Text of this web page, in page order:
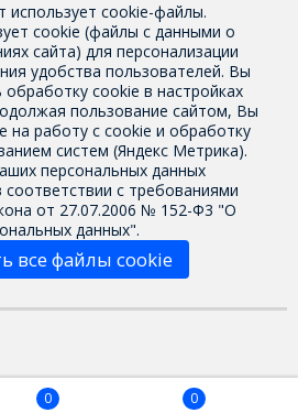
использует cookie-файлы.
cookie (файлы с данными о
сайта) для персонализации
удобства пользователей. Вы
cookie в настройках
пользование сайтом, Вы
на работу с cookie и обработку
систем (Яндекс Метрика).
персональных данных
соответствии с требованиями
от 27.07.2006 № 152-Ф3 "О
данных".
все файлы cookie
0 0